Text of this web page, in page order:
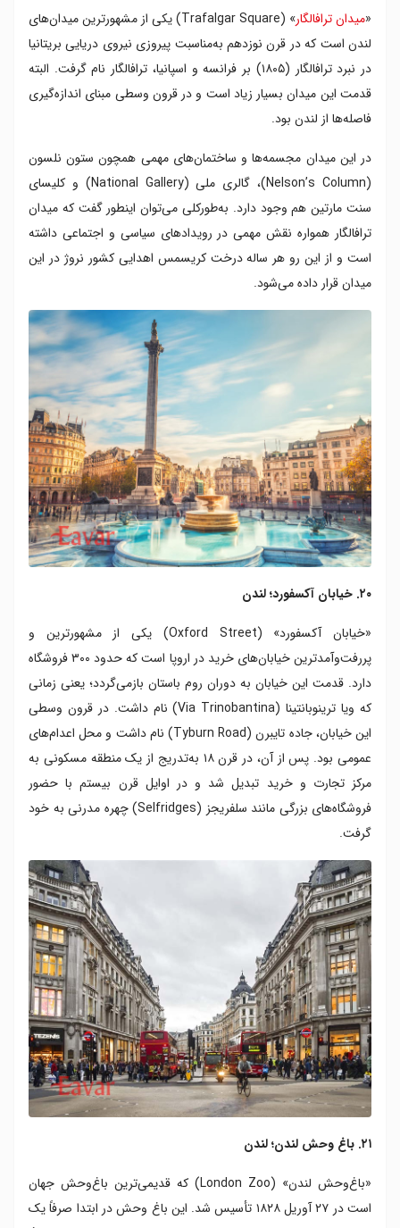
«میدان ترافالگار
» (Trafalgar Square) یکی از مشهورترین میدان‌های
لندن است که در قرن نوزدهم به‌مناسبت پیروزی نیروی دریایی بریتانیا
در نبرد ترافالگار (۱۸۰۵) بر فرانسه و اسپانیا، ترافالگار نام گرفت. البته
قدمت این میدان بسیار زیاد است و در قرون وسطی مبنای اندازه‌گیری
فاصله‌ها از لندن بود.
در این میدان مجسمه‌ها و ساختمان‌های مهمی همچون ستون نلسون
(Nelson’s Column)، گالری ملی (National Gallery) و کلیسای
سنت مارتین هم وجود دارد. به‌طورکلی می‌توان اینطور گفت که میدان
ترافالگار همواره نقش مهمی در رویدادهای سیاسی و اجتماعی داشته
است و از این رو هر ساله درخت کریسمس اهدایی کشور نروژ در این
میدان قرار داده می‌شود.
۲۰. خیابان آکسفورد؛ لندن
«خیابان آکسفورد» (Oxford Street) یکی از مشهورترین و
پررفت‌وآمدترین خیابان‌های خرید در اروپا است که حدود ۳۰۰ فروشگاه
دارد. قدمت این خیابان به دوران روم باستان بازمی‌گردد؛ یعنی زمانی
که ویا ترینوبانتینا (Via Trinobantina) نام داشت. در قرون وسطی
این خیابان، جاده تایبرن (Tyburn Road) نام داشت و محل اعدام‌های
عمومی بود. پس‌ از آن، در قرن ۱۸ به‌تدریج از یک منطقه مسکونی به
مرکز تجارت و خرید تبدیل شد و در اوایل قرن بیستم با حضور
فروشگاه‌های بزرگی مانند سلفریجز (Selfridges) چهره‌ مدرنی به خود
گرفت.
۲۱. باغ وحش لندن؛ لندن
«باغ‌وحش لندن» (London Zoo) که قدیمی‌ترین باغ‌وحش جهان
است در ۲۷ آوریل ۱۸۲۸ تأسیس شد. این باغ وحش در ابتدا صرفاً یک